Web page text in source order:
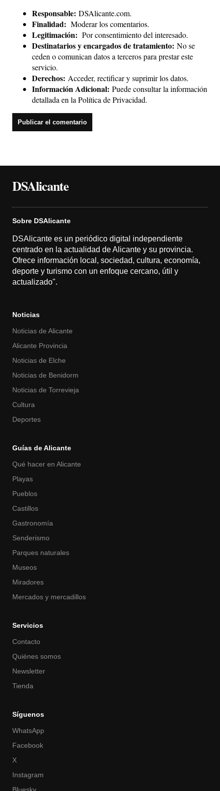
Responsable: DSAlicante.com.
Finalidad: Moderar los comentarios.
Legitimación: Por consentimiento del interesado.
Destinatarios y encargados de tratamiento: No se
ceden o comunican datos a terceros para prestar este
servicio.
Derechos: Acceder, rectificar y suprimir los datos.
Información Adicional: Puede consultar la información
detallada en la Política de Privacidad.
DSAlicante
Sobre DSAlicante
DSAlicante es un periódico digital independiente
centrado en la actualidad de Alicante y su provincia.
Ofrece información local, sociedad, cultura, economía,
deporte y turismo con un enfoque cercano, útil y
actualizado".
Noticias
Noticias de Alicante
Alicante Provincia
Noticias de Elche
Noticias de Benidorm
Noticias de Torrevieja
Cultura
Deportes
Guías de Alicante
Qué hacer en Alicante
Playas
Pueblos
Castillos
Gastronomía
Senderismo
Parques naturales
Museos
Miradores
Mercados y mercadillos
Servicios
Contacto
Quiénes somos
Newsletter
Tienda
Síguenos
WhatsApp
Facebook
X
Instagram
Bluesky